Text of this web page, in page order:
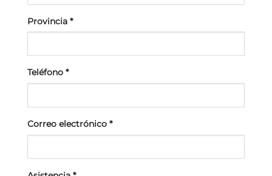
Provincia *
Teléfono *
Correo electrónico *